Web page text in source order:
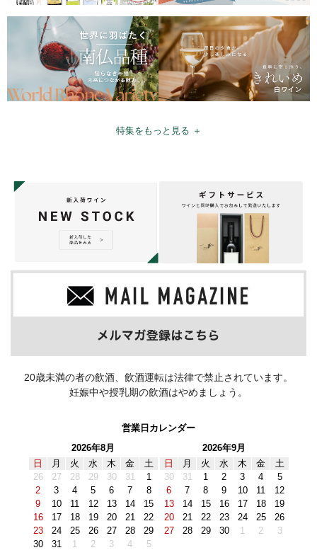
特集をもっと見る ＋
20歳未満の者の飲酒、飲酒運転は法律で禁止されています。
妊娠中や授乳期の飲酒はやめましょう。
営業日カレンダー
2026年8月
日
月 火 水 木 金
土
26
27 28 29 30 31
1
2
3 4 5 6 7
8
9
10 11 12 13 14
15
16
17 18 19 20 21
22
23
24 25 26 27 28
29
30
31 1 2 3 4 5
2026年9月
日
月 火 水 木 金
土
30
31 1 2 3 4
5
6
7 8 9 10 11
12
13
14 15 16 17 18
19
20
21 22 23 24 25
26
27
28 29 30 1 2 3